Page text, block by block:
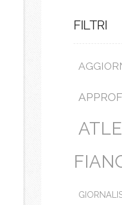
FILTRI